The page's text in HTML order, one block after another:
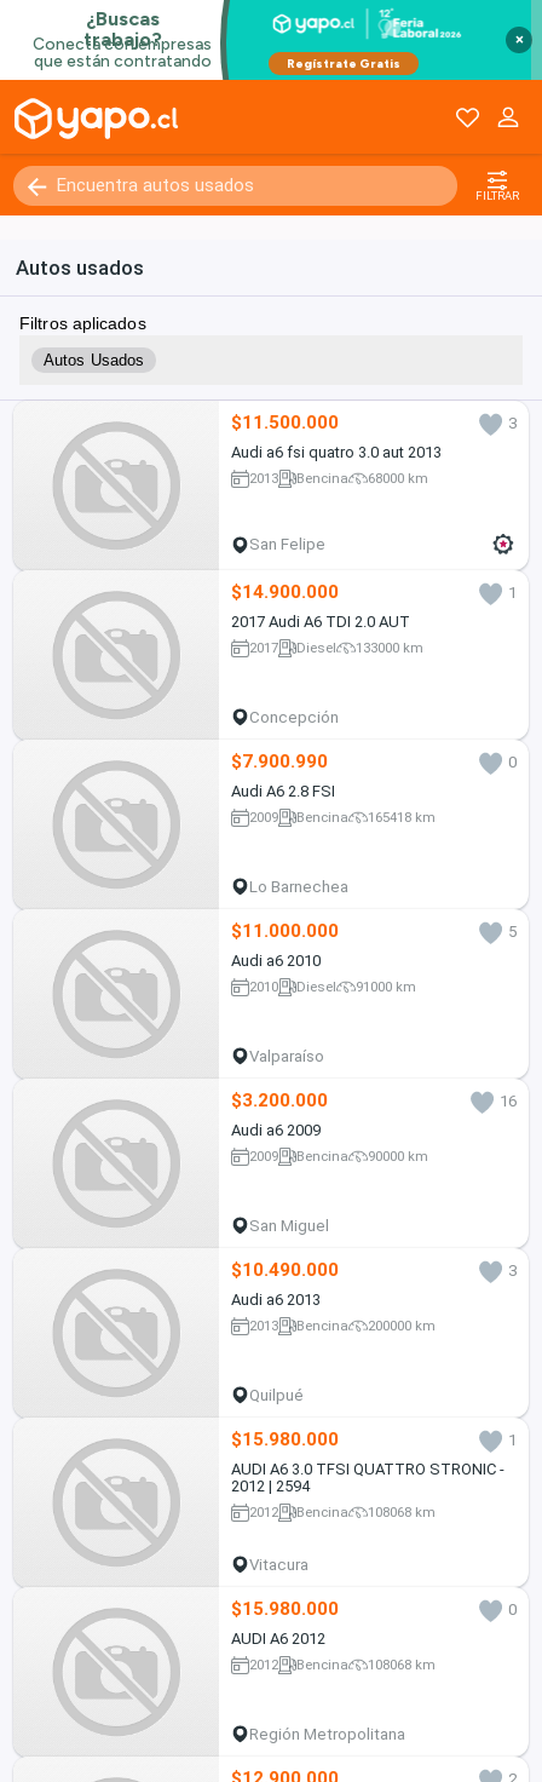
×
FILTRAR
Autos usados
Filtros aplicados
Autos Usados
$11.500.000
3
Audi a6 fsi quatro 3.0 aut 2013
2013 Bencina 68000 km
San Felipe
$14.900.000
1
2017 Audi A6 TDI 2.0 AUT
2017 Diesel 133000 km
Concepción
$7.900.990
0
Audi A6 2.8 FSI
2009 Bencina 165418 km
Lo Barnechea
$11.000.000
5
Audi a6 2010
2010 Diesel 91000 km
Valparaíso
$3.200.000
16
Audi a6 2009
2009 Bencina 90000 km
San Miguel
$10.490.000
3
Audi a6 2013
2013 Bencina 200000 km
Quilpué
$15.980.000
1
AUDI A6 3.0 TFSI QUATTRO STRONIC -
2012 | 2594
2012 Bencina 108068 km
Vitacura
$15.980.000
0
AUDI A6 2012
2012 Bencina 108068 km
Región Metropolitana